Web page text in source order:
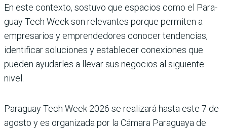
En este contexto, sostuvo que espacios como el Para­
guay Tech Week son rele­vantes porque permiten a
empresarios y emprendedo­res conocer tendencias,
iden­tificar soluciones y establecer conexiones que
pueden ayu­darles a llevar sus negocios al siguiente
nivel.
Paraguay Tech Week 2026 se realizará hasta este 7 de
agosto y es organizada por la Cámara Paraguaya de